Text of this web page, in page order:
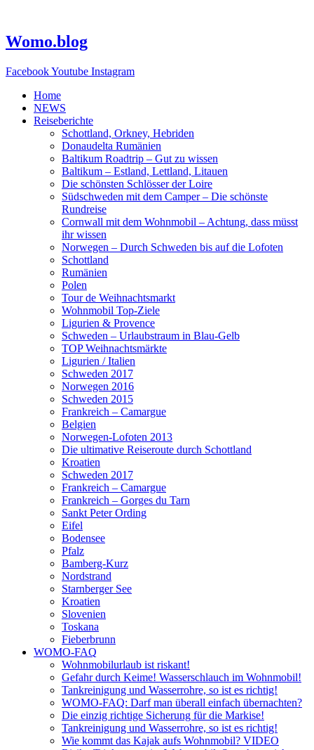
springen
Womo.blog
FacebookYoutube Instagram
Home
NEWS
Reiseberichte
Schottland, Orkney, Hebriden
Donaudelta Rumänien
Baltikum Roadtrip – Gut zu wissen
Baltikum – Estland, Lettland, Litauen
Die schönsten Schlösser der Loire
Südschweden mit dem Camper – Die schönste
Rundreise
Cornwall mit dem Wohnmobil – Achtung, dass müsst
ihr wissen
Norwegen – Durch Schweden bis auf die Lofoten
Schottland
Rumänien
Polen
Tour de Weihnachtsmarkt
Wohnmobil Top-Ziele
Ligurien & Provence
Schweden – Urlaubstraum in Blau-Gelb
TOP Weihnachtsmärkte
Ligurien / Italien
Schweden 2017
Norwegen 2016
Schweden 2015
Frankreich – Camargue
Belgien
Norwegen-Lofoten 2013
Die ultimative Reiseroute durch Schottland
Kroatien
Schweden 2017
Frankreich – Camargue
Frankreich – Gorges du Tarn
Sankt Peter Ording
Eifel
Bodensee
Pfalz
Bamberg-Kurz
Nordstrand
Starnberger See
Kroatien
Slovenien
Toskana
Fieberbrunn
WOMO-FAQ
Wohnmobilurlaub ist riskant!
Gefahr durch Keime! Wasserschlauch im Wohnmobil!
Tankreinigung und Wasserrohre, so ist es richtig!
WOMO-FAQ: Darf man überall einfach übernachten?
Die einzig richtige Sicherung für die Markise!
Tankreinigung und Wasserrohre, so ist es richtig!
Wie kommt das Kajak aufs Wohnmobil? VIDEO